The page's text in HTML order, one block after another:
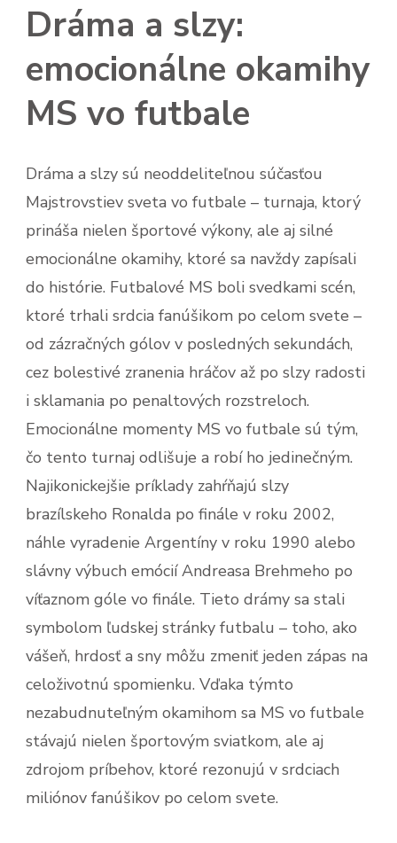
Dráma a slzy:
emocionálne okamihy
MS vo futbale
Dráma a slzy sú neoddeliteľnou súčasťou
Majstrovstiev sveta vo futbale – turnaja, ktorý
prináša nielen športové výkony, ale aj silné
emocionálne okamihy, ktoré sa navždy zapísali
do histórie. Futbalové MS boli svedkami scén,
ktoré trhali srdcia fanúšikom po celom svete –
od zázračných gólov v posledných sekundách,
cez bolestivé zranenia hráčov až po slzy radosti
i sklamania po penaltových rozstreloch.
Emocionálne momenty MS vo futbale sú tým,
čo tento turnaj odlišuje a robí ho jedinečným.
Najikonickejšie príklady zahŕňajú slzy
brazílskeho Ronalda po finále v roku 2002,
náhle vyradenie Argentíny v roku 1990 alebo
slávny výbuch emócií Andreasa Brehmeho po
víťaznom góle vo finále. Tieto drámy sa stali
symbolom ľudskej stránky futbalu – toho, ako
vášeň, hrdosť a sny môžu zmeniť jeden zápas na
celoživotnú spomienku. Vďaka týmto
nezabudnuteľným okamihom sa MS vo futbale
stávajú nielen športovým sviatkom, ale aj
zdrojom príbehov, ktoré rezonujú v srdciach
miliónov fanúšikov po celom svete.